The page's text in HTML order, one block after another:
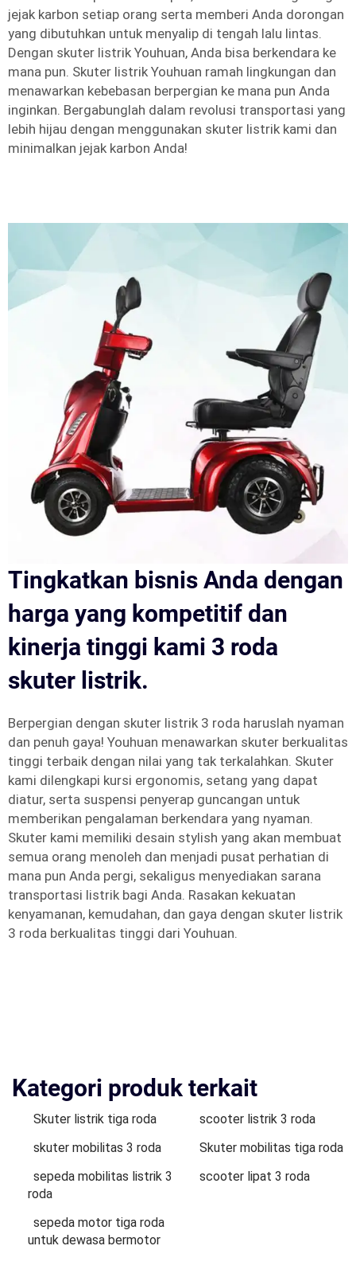
jejak karbon setiap orang serta memberi Anda dorongan
yang dibutuhkan untuk menyalip di tengah lalu lintas.
Dengan skuter listrik Youhuan, Anda bisa berkendara ke
mana pun. Skuter listrik Youhuan ramah lingkungan dan
menawarkan kebebasan berpergian ke mana pun Anda
inginkan. Bergabunglah dalam revolusi transportasi yang
lebih hijau dengan menggunakan skuter listrik kami dan
minimalkan jejak karbon Anda!
Tingkatkan bisnis Anda dengan
harga yang kompetitif dan
kinerja tinggi kami 3 roda
skuter listrik.
Berpergian dengan skuter listrik 3 roda haruslah nyaman
dan penuh gaya! Youhuan menawarkan skuter berkualitas
tinggi terbaik dengan nilai yang tak terkalahkan. Skuter
kami dilengkapi kursi ergonomis, setang yang dapat
diatur, serta suspensi penyerap guncangan untuk
memberikan pengalaman berkendara yang nyaman.
Skuter kami memiliki desain stylish yang akan membuat
semua orang menoleh dan menjadi pusat perhatian di
mana pun Anda pergi, sekaligus menyediakan sarana
transportasi listrik bagi Anda. Rasakan kekuatan
kenyamanan, kemudahan, dan gaya dengan skuter listrik
3 roda berkualitas tinggi dari Youhuan.
Kategori produk terkait
Skuter listrik tiga roda
scooter listrik 3 roda
skuter mobilitas 3 roda
Skuter mobilitas tiga roda
sepeda mobilitas listrik 3
roda
scooter lipat 3 roda
sepeda motor tiga roda
untuk dewasa bermotor